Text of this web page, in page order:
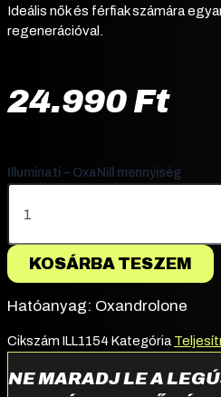
Ideális nők és férfiak számára
regenerációval.
24.990 Ft
Illuminati – OxaNill mennyiség
KOSÁRBA TESZEM
Hatóanyag: Oxandrolone
Cikszám ILL1154 Kategória
NE MARADJ LE A